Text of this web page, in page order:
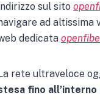
sul sito
ad altissima
dedicata
rete ultraveloce
fino